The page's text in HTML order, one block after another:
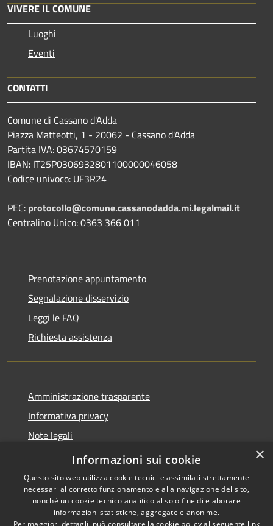
VIVERE IL COMUNE
Luoghi
Eventi
CONTATTI
Comune di Cassano d'Adda
Piazza Matteotti, 1 - 20062 - Cassano d'Adda
Partita IVA: 03674570159
IBAN: IT25P0306932801100000046058
Codice univoco: UF3R24
PEC: protocollo@comune.cassanodadda.mi.legalmail.it
Centralino Unico: 0363 366 011
Prenotazione appuntamento
Segnalazione disservizio
Leggi le FAQ
Richiesta assistenza
Amministrazione trasparente
Informativa privacy
Note legali
Dichiarazione di accessibilità
Copyright © 2026 • Comune di
×
Informazioni sui cookie
Questo sito web utilizza cookie tecnici e assimilati strettamente
necessari al corretto funzionamento e alla navigazione del sito,
nonché un cookie tecnico analitico al solo fine di elaborare
informazioni statistiche, aggregate e anonime.
Per maggiori dettagli, può consultare la cookie policy al seguente link